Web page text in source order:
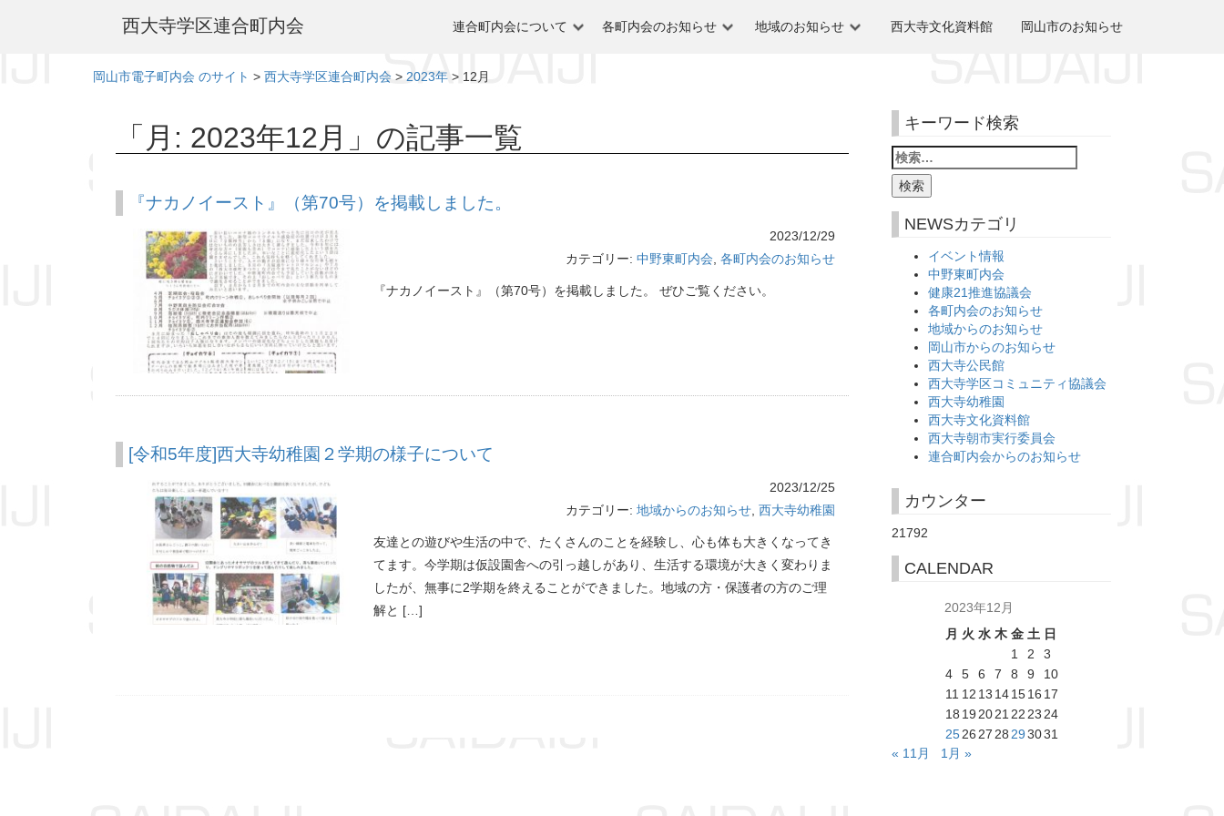
西大寺学区連合町内会 連合町内会について 各町内会のお知らせ 地域のお知らせ 西大寺文化資料館 岡山市のお知らせ
岡山市電子町内会 のサイト > 西大寺学区連合町内会 > 2023年 > 12月
「月: 2023年12月 」の記事一覧
『ナカノイースト』（第70号）を掲載しました。
2023/12/29
カテゴリー: 中野東町内会 各町内会のお知らせ
『ナカノイースト』（第70号）を掲載しました。 ぜひご覧ください。
[令和5年度]西大寺幼稚園２学期の様子について
2023/12/25
カテゴリー: 地域からのお知らせ, 西大寺幼稚園
友達との遊びや生活の中で、たくさんのことを経験し、心も体も大きくなってき
てます。今学期は仮設園舎への引っ越しがあり、生活する環境が大きく変わりま
したが、無事に2学期を終えることができました。地域の方・保護者の方のご理
解と […]
キーワード検索
NEWSカテゴリ
イベント情報
中野東町内会
健康21推進協議会
各町内会のお知らせ
地域からのお知らせ
岡山市からのお知らせ
西大寺公民館
西大寺学区コミュニティ協議会
西大寺幼稚園
西大寺文化資料館
西大寺朝市実行委員会
連合町内会からのお知らせ
カウンター
21792
CALENDAR
2023年12月
月 火 水 木 金 土 日
1
2
3
4
5 6 7 8 9
10
11 12 13 14 15 16 17
18 19 20 21 22 23 24
25 26 27 28 293031
« 11月
1月 »